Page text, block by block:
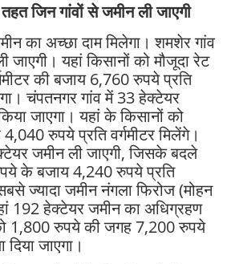
जिन गांवों से जमीन ली जाएगी
का अच्छा दाम मिलेगा। शमशेर गांव
यहां किसानों को मौजूदा रेट
की बजाय 6,760 रुपये प्रति
चंपतनगर गांव में 33 हेक्टेयर
जाएगा। यहां के किसानों को
रुपये प्रति वर्गमीटर मिलेंगे।
जमीन ली जाएगी, जिसके बदले
के बजाय 4,240 रुपये प्रति
ज्यादा जमीन नंगला फिरोज (मोहन
192 हेक्टेयर जमीन का अधिग्रहण
1,800 रुपये की जगह 7,200 रुपये
जाएगा।